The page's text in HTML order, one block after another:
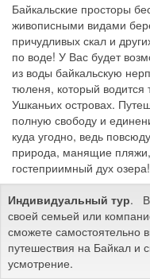
Байкальские просторы
живописными видами
причудливых скал и
по воде! У Вас будет
из воды байкальскую
тюленя, который водится
Ушканьих островах.
полную свободу и
куда угодно, ведь
природа, манящие
гостеприимный дух озера!
Индивидуальный тур. В
своей семьей или
сможете самостоятельно
путешествия на Байкал и
усмотрение.